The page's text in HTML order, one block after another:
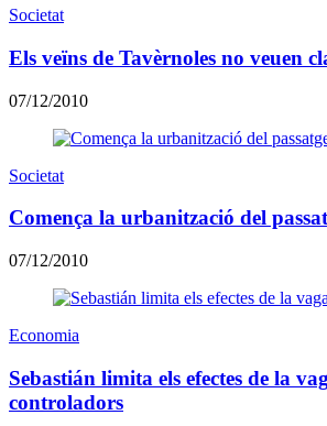
Societat
Els veïns de Tavèrnoles no veuen
07/12/2010
Societat
Comença la urbanització del
07/12/2010
Economia
Sebastián limita els efectes de la
controladors